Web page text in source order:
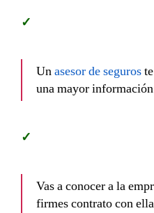
Unasesor de seguros
una mayor
Vas a conocer a la
firmes contrato con